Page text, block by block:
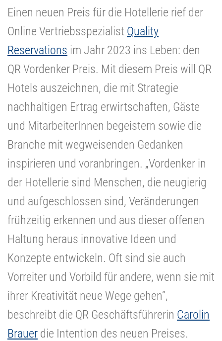
Einen neuen Preis für die Hotellerie rief der
Online Vertriebsspezialist Quality
Reservations im Jahr 2023 ins Leben: den
QR Vordenker Preis. Mit diesem Preis will QR
Hotels auszeichnen, die mit Strategie
nachhaltigen Ertrag erwirtschaften, Gäste
und MitarbeiterInnen begeistern sowie die
Branche mit wegweisenden Gedanken
inspirieren und voranbringen. „Vordenker in
der Hotellerie sind Menschen, die neugierig
und aufgeschlossen sind, Veränderungen
frühzeitig erkennen und aus dieser offenen
Haltung heraus innovative Ideen und
Konzepte entwickeln. Oft sind sie auch
Vorreiter und Vorbild für andere, wenn sie mit
ihrer Kreativität neue Wege gehen“,
beschreibt die QR Geschäftsführerin Carolin
Brauer die Intention des neuen Preises.